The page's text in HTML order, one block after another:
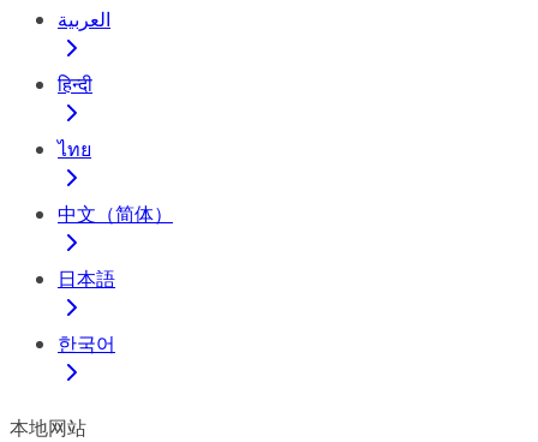
العربية
हिन्दी
ไทย
中文（简体）
日本語
한국어
本地网站